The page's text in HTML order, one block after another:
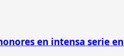
en intensa serie